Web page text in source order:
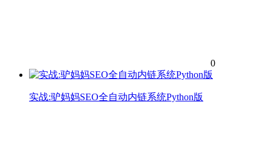
0
实战:驴妈妈SEO全自动内链系统Python版